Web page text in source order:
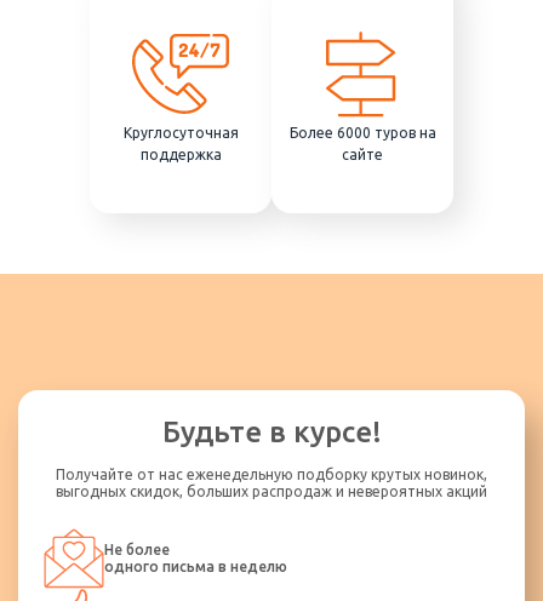
Круглосуточная
поддержка
Более 6000 туров на
сайте
Будьте в курсе!
Получайте от нас еженедельную подборку крутых новинок,
выгодных скидок, больших распродаж и невероятных акций
Не более
одного письма в неделю